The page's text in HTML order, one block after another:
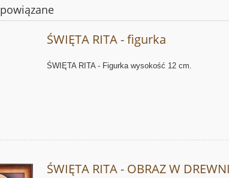
ŚWIĘTA RITA - figurka
ŚWIĘTA RITA - Figurka wysokość 12 cm.
ŚWIĘTA RITA - OBRAZ W